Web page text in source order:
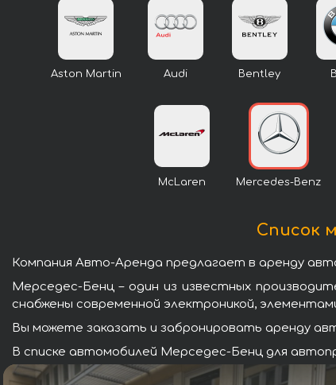
Aston Martin Audi Bentley
McLaren Mercedes-Benz
Список
Компания Авто-Аренда предлагает в аренду
Мерседес-Бенц – один из известных
снабжены современной электроникой,
Вы можете заказать и забронировать аренду
В списке автомобилей Мерседес-Бенц для